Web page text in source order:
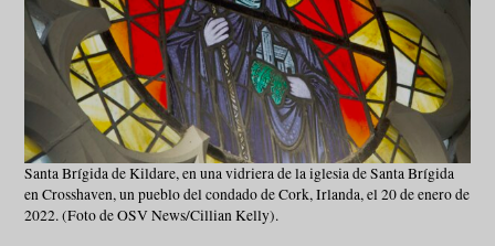
Santa Brígida de Kildare, en una vidriera de la iglesia de Santa Brígida
en Crosshaven, un pueblo del condado de Cork, Irlanda, el 20 de enero de
2022. (Foto de OSV News/Cillian Kelly).